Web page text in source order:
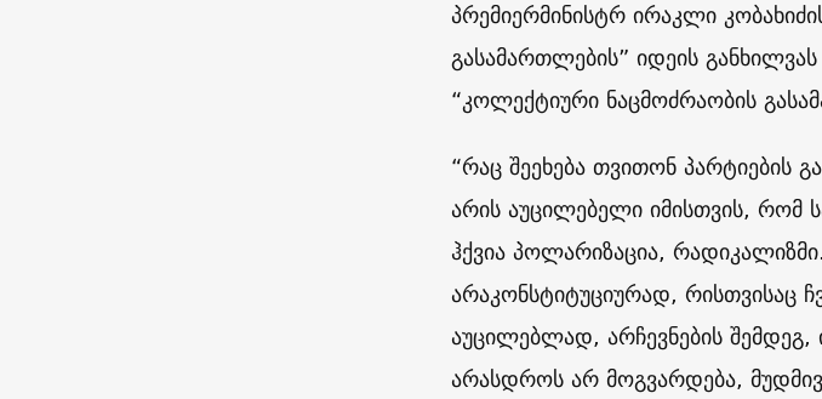
პრემიერმინისტრ ირაკლი
გასამართლების” იდეის
“კოლექტიური ნაცმოძრაობის
“რაც შეეხება თვითონ პარტიების
არის აუცილებელი იმისთვის,
ჰქვია პოლარიზაცია,
არაკონსტიტუციურად, რისთვისაც
აუცილებლად, არჩევნების
არასდროს არ მოგვარდება,